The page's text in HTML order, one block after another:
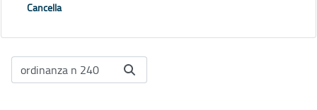
Cancella